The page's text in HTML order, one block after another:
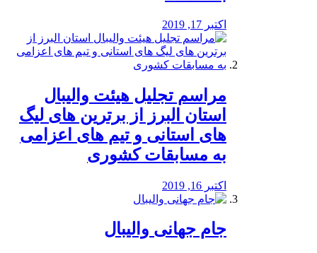
اکتبر 17, 2019
مراسم تجلیل هیئت والیبال
استان البرز از برترین های لیگ
های استانی و تیم های اعزامی
به مسابقات کشوری
اکتبر 16, 2019
جام جهانی والیبال